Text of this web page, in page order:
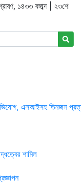
১৪৩৩ বঙ্গাব্দ | ২৩শে
অভিযোগ, এসআইসহ তিনজন
শামিল